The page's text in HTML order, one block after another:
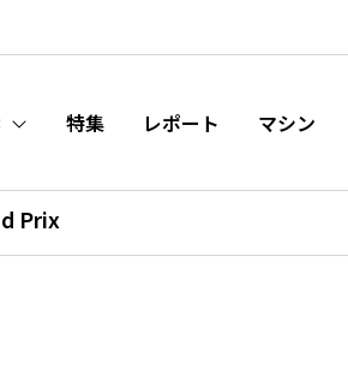
特集 レポート マシン
Prix